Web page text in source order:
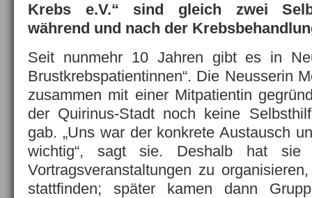
Krebs e.V.“ sind gleich zwei
während und nach der
Seit nunmehr 10 Jahren gibt es in
Brustkrebspatientinnen“. Die Neusserin
zusammen mit einer Mitpatientin
der Quirinus-Stadt noch keine
gab. „Uns war der konkrete Austausch
wichtig“, sagt sie. Deshalb hat sie
Vortragsveranstaltungen zu
stattfinden; später kamen dann